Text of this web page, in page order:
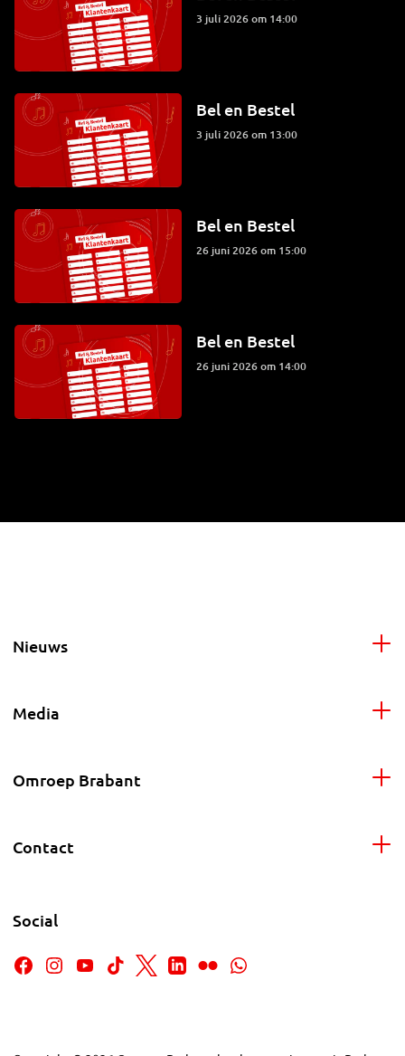
3 juli 2026 om 14:00
Bel en Bestel
3 juli 2026 om 13:00
Bel en Bestel
26 juni 2026 om 15:00
Bel en Bestel
26 juni 2026 om 14:00
Nieuws
Media
Omroep Brabant
Contact
Social